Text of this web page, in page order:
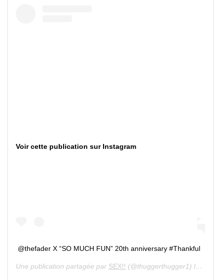
Voir cette publication sur Instagram
@thefader X “SO MUCH FUN” 20th anniversary #Thankful
Une publication partagée par SEX!! (@thuggerthugger1) le 21 Août 2019 à 1 :33 PDT